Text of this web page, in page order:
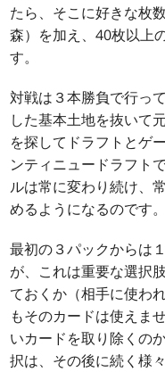
たら、そこに好きな枚
森）を加え、40枚以上
す。
対戦は３本勝負で行っ
した基本土地を抜いて
を探してドラフトとゲ
ンティニュードラフト
ルは常に変わり続け、
めるようになるのです。
最初の３パックからは
が、これは重要な選択
ておくか（相手に使わ
もそのカードは使えま
いカードを取り除くの
択は、その後に続く様